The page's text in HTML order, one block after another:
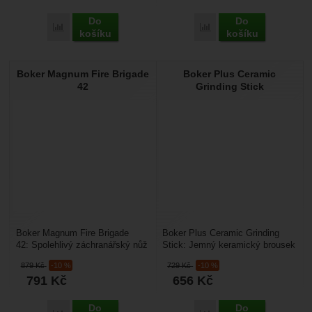
Přidat 'Boker Magnum Rainbow Mermaid' k porovnání
Do
košíku
Přidat 'Boker Magnum
Do
košíku
Boker Magnum Fire Brigade
42
879Kč -10 %
791 Kč
Do
Boker Magnum Fire Brigade
42: Spolehlivý záchranářský nůž
Fire Brigade 42...
Boker Plus Ceramic
Grinding Stick
729Kč -10 %
656 Kč
Do
Boker Plus Ceramic Grinding
Stick: Jemný keramický brousek
Ceramic Grinding...